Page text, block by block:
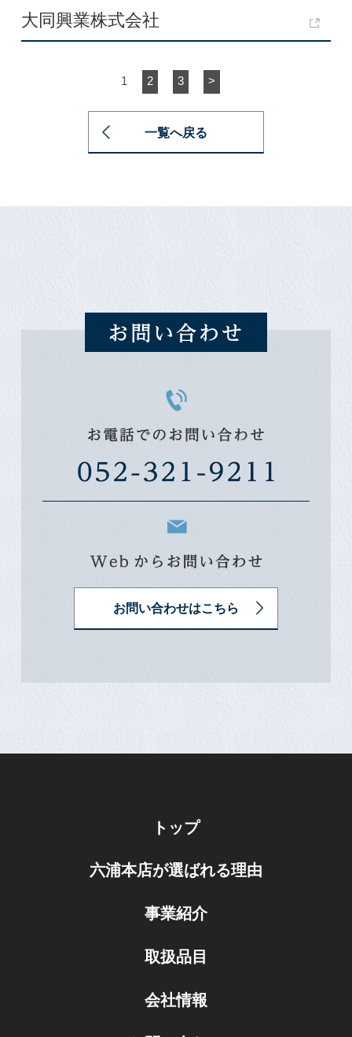
大同興業株式会社
1 2 3 >
一覧へ戻る
お問い合わせはこちら
トップ
六浦本店が選ばれる理由
事業紹介
取扱品目
会社情報